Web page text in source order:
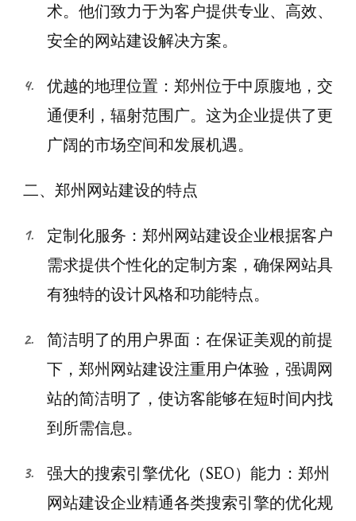
术。他们致力于为客户提供专业、高效、
安全的网站建设解决方案。
优越的地理位置：郑州位于中原腹地，交
通便利，辐射范围广。这为企业提供了更
广阔的市场空间和发展机遇。
二、郑州网站建设的特点
定制化服务：郑州网站建设企业根据客户
需求提供个性化的定制方案，确保网站具
有独特的设计风格和功能特点。
简洁明了的用户界面：在保证美观的前提
下，郑州网站建设注重用户体验，强调网
站的简洁明了，使访客能够在短时间内找
到所需信息。
强大的搜索引擎优化（SEO）能力：郑州
网站建设企业精通各类搜索引擎的优化规